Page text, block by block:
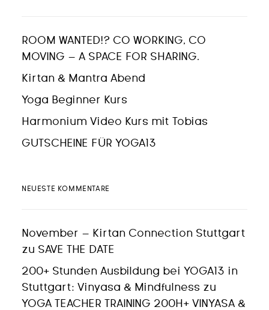
ROOM WANTED!? CO WORKING, CO
MOVING – A SPACE FOR SHARING.
Kirtan & Mantra Abend
Yoga Beginner Kurs
Harmonium Video Kurs mit Tobias
GUTSCHEINE FÜR YOGA13
NEUESTE KOMMENTARE
November – Kirtan Connection Stuttgart
zu SAVE THE DATE
200+ Stunden Ausbildung bei YOGA13 in
Stuttgart: Vinyasa & Mindfulness zu
YOGA TEACHER TRAINING 200H+ VINYASA &